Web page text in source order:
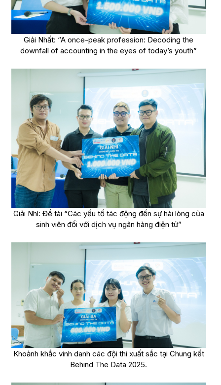
Giải Nhất: “A once-peak profession: Decoding the
downfall of accounting in the eyes of today’s youth”
Giải Nhì: Đề tài “Các yếu tố tác động đến sự hài lòng của
sinh viên đối với dịch vụ ngân hàng điện tử”
Khoảnh khắc vinh danh các đội thi xuất sắc tại Chung kết
Behind The Data 2025.